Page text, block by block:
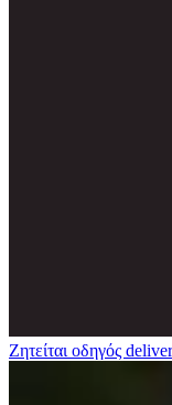
Ζητείται οδηγός